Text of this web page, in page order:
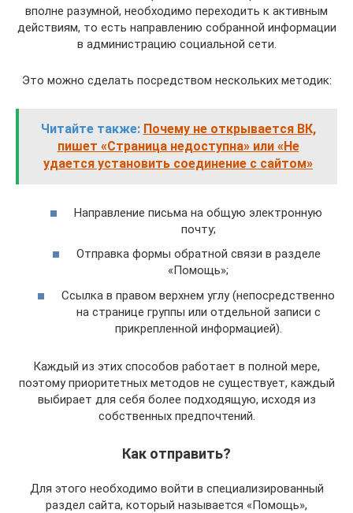
вполне разумной, необходимо переходить к активным
действиям, то есть направлению собранной информации
в администрацию социальной сети.
Это можно сделать посредством нескольких методик:
Читайте также: Почему не открывается ВК,
пишет «Страница недоступна» или «Не
удается установить соединение с сайтом»
Направление письма на общую электронную
почту;
Отправка формы обратной связи в разделе
«Помощь»;
Ссылка в правом верхнем углу (непосредственно
на странице группы или отдельной записи с
прикрепленной информацией).
Каждый из этих способов работает в полной мере,
поэтому приоритетных методов не существует, каждый
выбирает для себя более подходящую, исходя из
собственных предпочтений.
Как отправить?
Для этого необходимо войти в специализированный
раздел сайта, который называется «Помощь»,